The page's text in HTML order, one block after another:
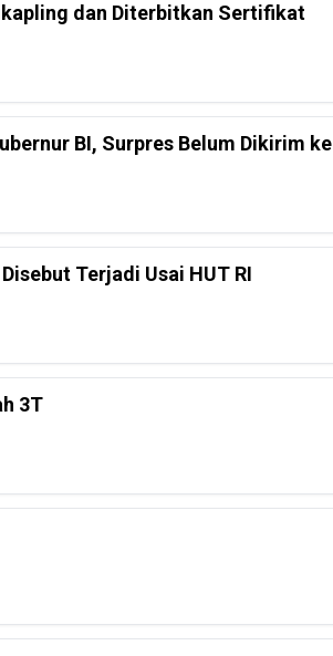
dan Diterbitkan Sertifikat
BI, Surpres Belum Dikirim ke
Terjadi Usai HUT RI
3T